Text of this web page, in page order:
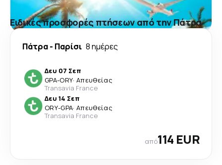
Ειδικές προσφορές πτήσεων από την Πάτρα
Πάτρα- Παρίσι 8 ημέρες
Δευ 07 Σεπ
GPA-ORY· Απευθείας
Transavia France
Δευ 14 Σεπ
ORY-GPA· Απευθείας
Transavia France
από114 EUR